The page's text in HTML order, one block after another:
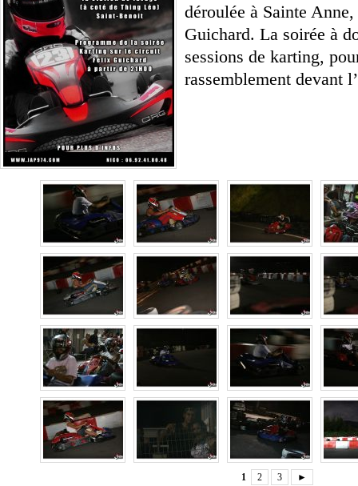
déroulée à Sainte
Guichard. La soirée à
sessions de karting,
rassemblement devant
1 2 3 ►